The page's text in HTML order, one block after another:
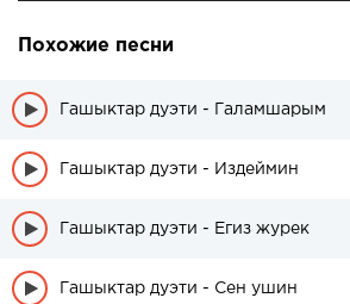
Похожие песни
Гашыктар дуэти - Галамшарым
Гашыктар дуэти - Издеймин
Гашыктар дуэти - Егиз журек
Гашыктар дуэти - Сен ушин